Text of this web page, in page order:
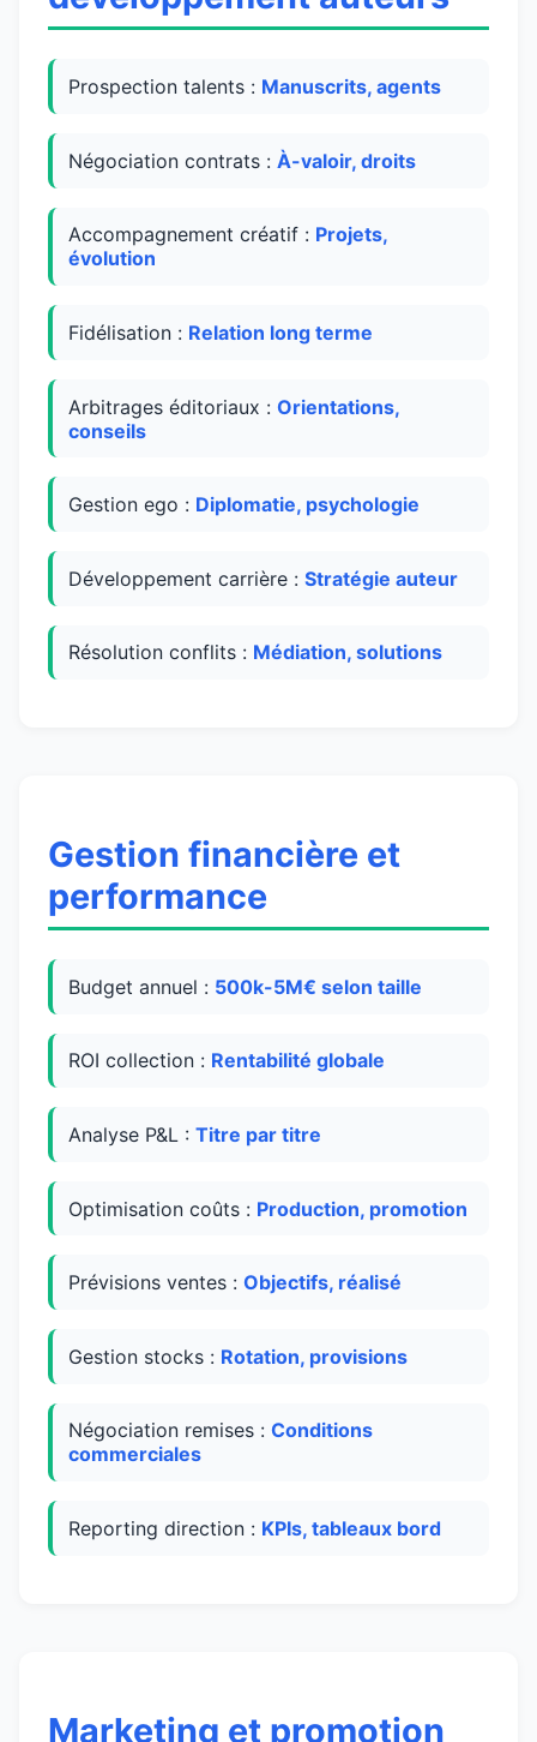
Prospection talents : Manuscrits, agents
Négociation contrats : À-valoir, droits
Accompagnement créatif : Projets,
évolution
Fidélisation : Relation long terme
Arbitrages éditoriaux : Orientations,
conseils
Gestion ego : Diplomatie, psychologie
Développement carrière : Stratégie auteur
Résolution conflits : Médiation, solutions
Gestion financière et
performance
Budget annuel : 500k-5M€ selon taille
ROI collection : Rentabilité globale
Analyse P&L : Titre par titre
Optimisation coûts : Production, promotion
Prévisions ventes : Objectifs, réalisé
Gestion stocks : Rotation, provisions
Négociation remises : Conditions
commerciales
Reporting direction : KPIs, tableaux bord
Marketing et promotion